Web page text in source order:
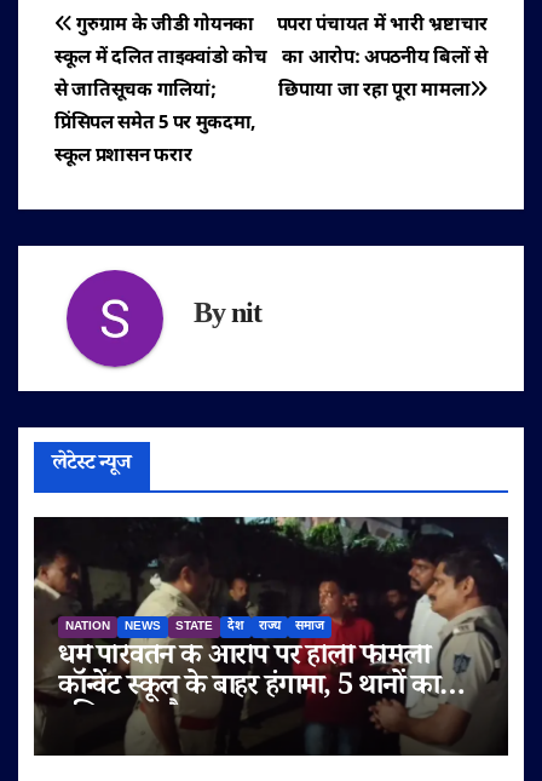
पोस्ट
नेविगेशन
पपरा पंचायत में भारी भ्रष्टाचार
का आरोप: अपठनीय बिलों से
छिपाया जा रहा पूरा मामला
गुरुग्राम के जीडी गोयनका
स्कूल में दलित ताइक्वांडो कोच
से जातिसूचक गालियां;
प्रिंसिपल समेत 5 पर मुकदमा,
स्कूल प्रशासन फरार
Bynit
लेटेस्ट न्यूज
NATION NEWS STATE देश राज्य समाज
धर्म परिवर्तन के आरोप पर होली फैमिली
कॉन्वेंट स्कूल के बाहर हंगामा, 5 थानों का
पुलिस बल तैनात